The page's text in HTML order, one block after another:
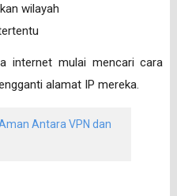
wilayah
internet mulai mencari cara
alamat IP mereka.
Antara VPN dan